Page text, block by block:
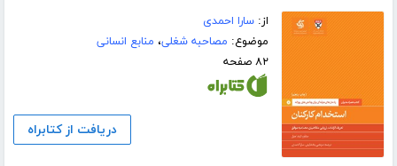
از:سارا احمدی
موضوع: مصاحبه شغلی، منابع انسانی
۸۲ صفحه
دریافت از کتابراه